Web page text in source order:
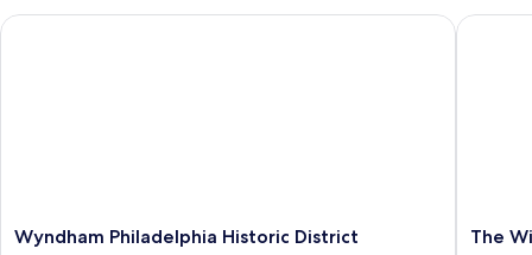
Wyndham
Wyndham Philadelphia Historic District
Wyndham Philadelphia Historic District
The
The
The